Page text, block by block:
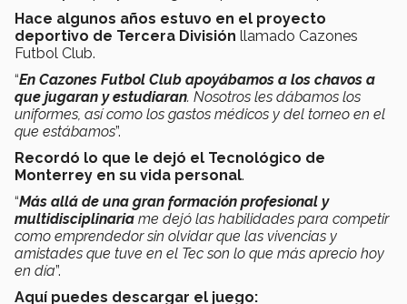
Hace algunos años estuvo en el proyecto
deportivo de Tercera División llamado Cazones
Futbol Club.
“En Cazones Futbol Club apoyábamos a los chavos a
que jugaran y estudiaran. Nosotros les dábamos los
uniformes, así como los gastos médicos y del torneo en el
que estábamos”.
Recordó lo que le dejó el Tecnológico de
Monterrey en su vida personal.
“Más allá de una gran formación profesional y
multidisciplinaria me dejó las habilidades para competir
como emprendedor sin olvidar que las vivencias y
amistades que tuve en el Tec son lo que más aprecio hoy
en día”.
Aquí puedes descargar el juego: